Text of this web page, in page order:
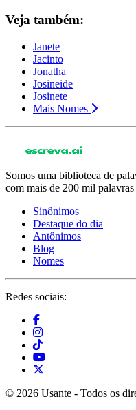
Veja também:
Janete
Jacinto
Jonatha
Josineide
Josinete
Mais Nomes
Somos uma biblioteca de
com mais de 200 mil palavras
Sinônimos
Destaque do dia
Antônimos
Blog
Nomes
Redes sociais:
© 2026 Usante - Todos os